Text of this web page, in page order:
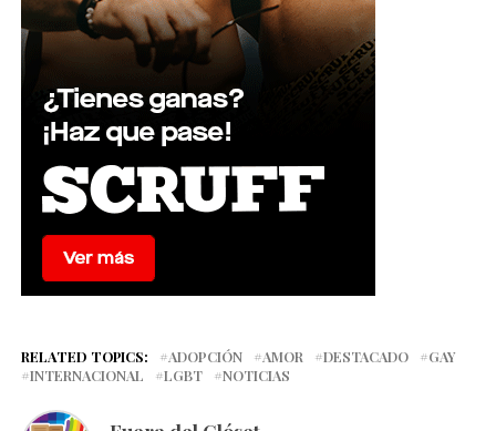
RELATED TOPICS: ADOPCIÓN AMOR DESTACADO
GAY
INTERNACIONAL
LGBT NOTICIAS